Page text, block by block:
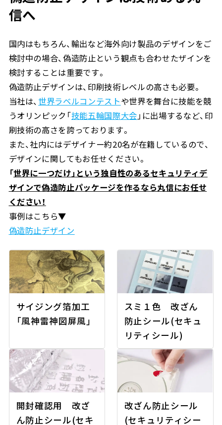
信へ
国内はもちろん、輸出など海外向け製品のデザインをご
検討中の場合、偽造防止という観点も合わせたザインを
検討することは重要です。
偽造防止デザインは、印刷技術レベルの高さも必要。
当社は、世界ラベルコンテストや世界を舞台に技能を競
うオリンピック「技能五輪国際大会 」に出場するなど、印
刷技術の高さを誇っております。
また、社内にはデザイナー約20名が在籍しているので、
デザインに関してもお任せください。
「世界に一つだけ」という独自性のあるセキュリティデ
ザインで偽造防止パッケージを作るなら丸信にお任せ
ください！
事例はこちら▼
偽造防止デザイン
サイジング箔加工
「風神雷神図屏風」
スミ１色 改ざん
防止シール(セキュ
リティシール)
開封確認用 改ざ
ん防止シール(セキ
改ざん防止シール
(セキュリティシー